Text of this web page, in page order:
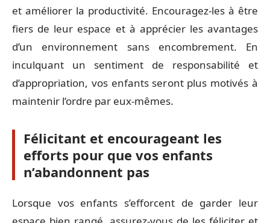
et améliorer la productivité. Encouragez-les à être
fiers de leur espace et à apprécier les avantages
d’un environnement sans encombrement. En
inculquant un sentiment de responsabilité et
d’appropriation, vos enfants seront plus motivés à
maintenir l’ordre par eux-mêmes.
Félicitant et encourageant les
efforts pour que vos enfants
n’abandonnent pas
Lorsque vos enfants s’efforcent de garder leur